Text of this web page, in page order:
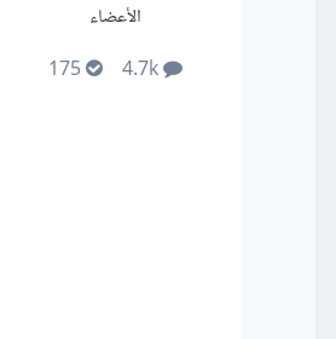
الأعضاء
4.7k
175